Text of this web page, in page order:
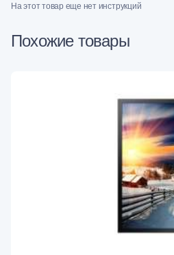
На этот товар еще нет инструкций
Похожие товары